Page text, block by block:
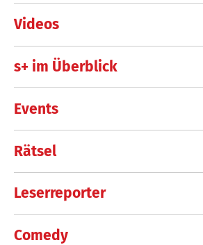
Videos
s+ im Überblick
Events
Rätsel
Leserreporter
Comedy